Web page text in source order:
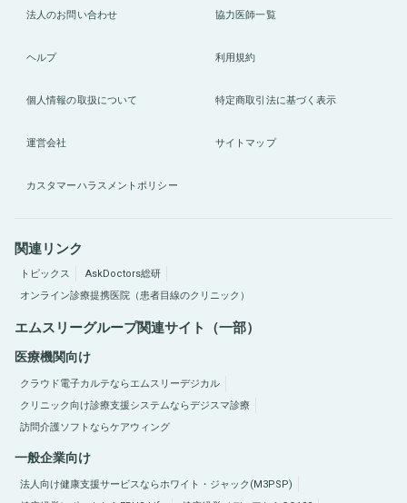
法人のお問い合わせ 協力医師一覧
ヘルプ 利用規約
個人情報の取扱について 特定商取引法に基づく表示
運営会社 サイトマップ
カスタマーハラスメントポリシー
関連リンク
トピックス
AskDoctors総研
オンライン診療提携医院（患者目線のクリニック）
エムスリーグループ関連サイト（一部）
医療機関向け
クラウド電子カルテならエムスリーデジカル
クリニック向け診療支援システムならデジスマ診療
訪問介護ソフトならケアウィング
一般企業向け
法人向け健康支援サービスならホワイト・ジャック(M3PSP)